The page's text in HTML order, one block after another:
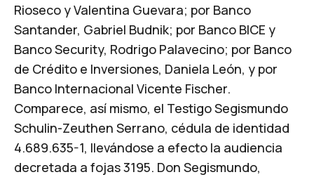
Rioseco y Valentina Guevara; por Banco
Santander, Gabriel Budnik; por Banco BICE y
Banco Security, Rodrigo Palavecino; por Banco
de Crédito e Inversiones, Daniela León, y por
Banco Internacional Vicente Fischer.
Comparece, así mismo, el Testigo Segismundo
Schulin-Zeuthen Serrano, cédula de identidad
4.689.635-1, llevándose a efecto la audiencia
decretada a fojas 3195. Don Segismundo,